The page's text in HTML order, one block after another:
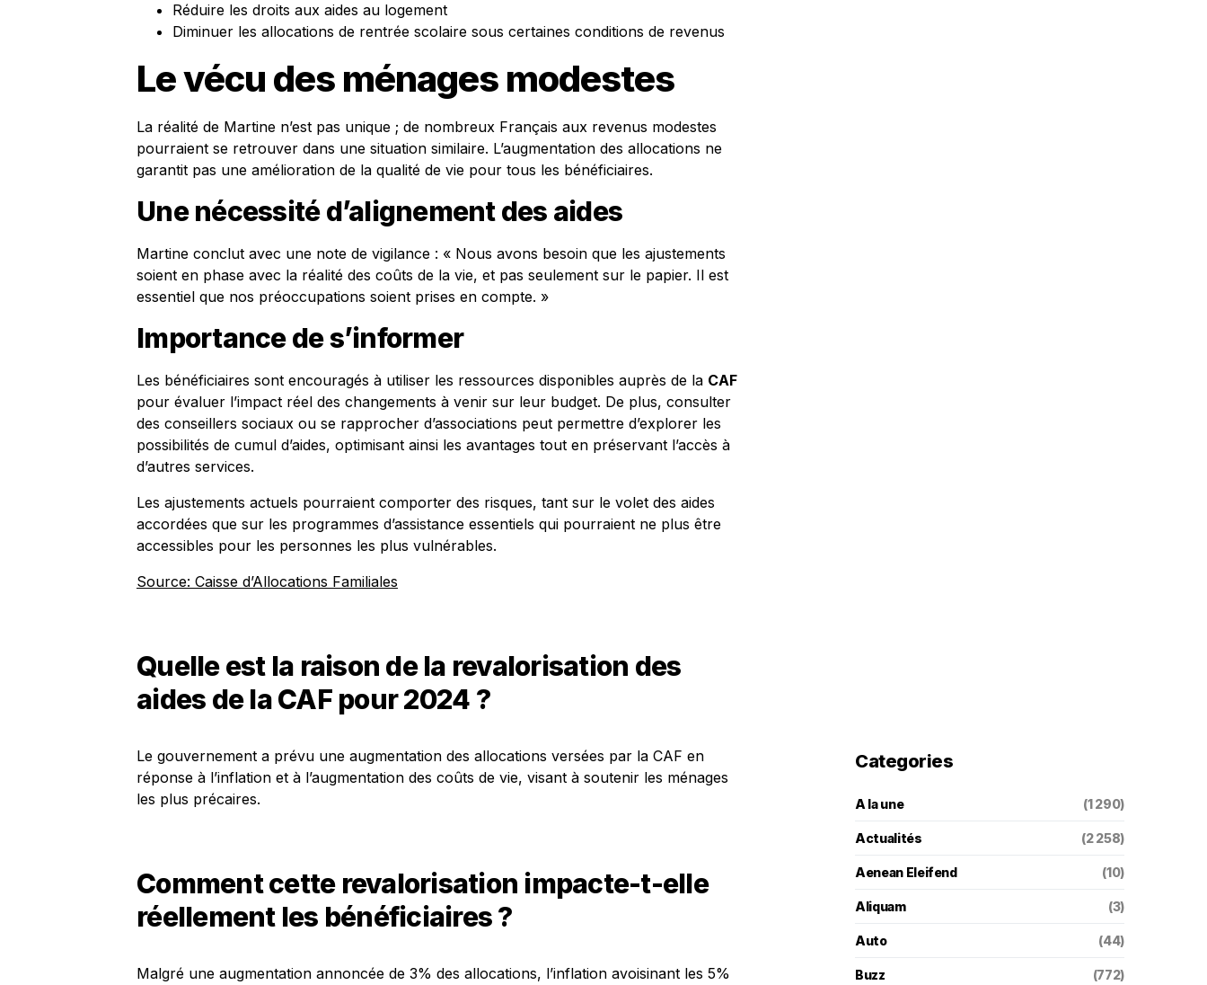
Réduire les droits aux aides au logement
Diminuer les allocations de rentrée scolaire sous certaines conditions de revenus
Le vécu des ménages modestes
La réalité de Martine n’est pas unique ; de nombreux Français aux revenus modestes
pourraient se retrouver dans une situation similaire. L’augmentation des allocations ne
garantit pas une amélioration de la qualité de vie pour tous les bénéficiaires.
Une nécessité d’alignement des aides
Martine conclut avec une note de vigilance : « Nous avons besoin que les ajustements
soient en phase avec la réalité des coûts de la vie, et pas seulement sur le papier. Il est
essentiel que nos préoccupations soient prises en compte. »
Importance de s’informer
Les bénéficiaires sont encouragés à utiliser les ressources disponibles auprès de la CAF
pour évaluer l’impact réel des changements à venir sur leur budget. De plus, consulter
des conseillers sociaux ou se rapprocher d’associations peut permettre d’explorer les
possibilités de cumul d’aides, optimisant ainsi les avantages tout en préservant l’accès à
d’autres services.
Les ajustements actuels pourraient comporter des risques, tant sur le volet des aides
accordées que sur les programmes d’assistance essentiels qui pourraient ne plus être
accessibles pour les personnes les plus vulnérables.
Source: Caisse d’Allocations Familiales
Quelle est la raison de la revalorisation des
aides de la CAF pour 2024 ?
Le gouvernement a prévu une augmentation des allocations versées par la CAF en
réponse à l’inflation et à l’augmentation des coûts de vie, visant à soutenir les ménages
les plus précaires.
Comment cette revalorisation impacte-t-elle
réellement les bénéficiaires ?
Malgré une augmentation annoncée de 3% des allocations, l’inflation avoisinant les 5%
Categories
A la une (1 290)
Actualités (2 258)
Aenean Eleifend (10)
Aliquam (3)
Auto (44)
Buzz (772)